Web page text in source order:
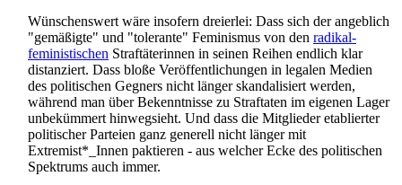
Wünschenswert wäre insofern dreierlei: Dass sich der angeblich
"gemäßigte" und "tolerante" Feminismus von den radikal­
feministischen Straf­täterinnen in seinen Reihen endlich klar
distanziert. Dass bloße Veröffentlichungen in legalen Medien
des politischen Gegners nicht länger skandalisiert werden,
während man über Bekenntnisse zu Straftaten im eigenen Lager
unbekümmert hinwegsieht. Und dass die Mitglieder etablierter
politischer Parteien ganz generell nicht länger mit
Extremist*_Innen paktieren - aus welcher Ecke des politischen
Spektrums auch immer.